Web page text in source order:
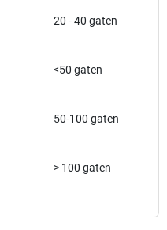
20 - 40 gaten
<50 gaten
50-100 gaten
> 100 gaten